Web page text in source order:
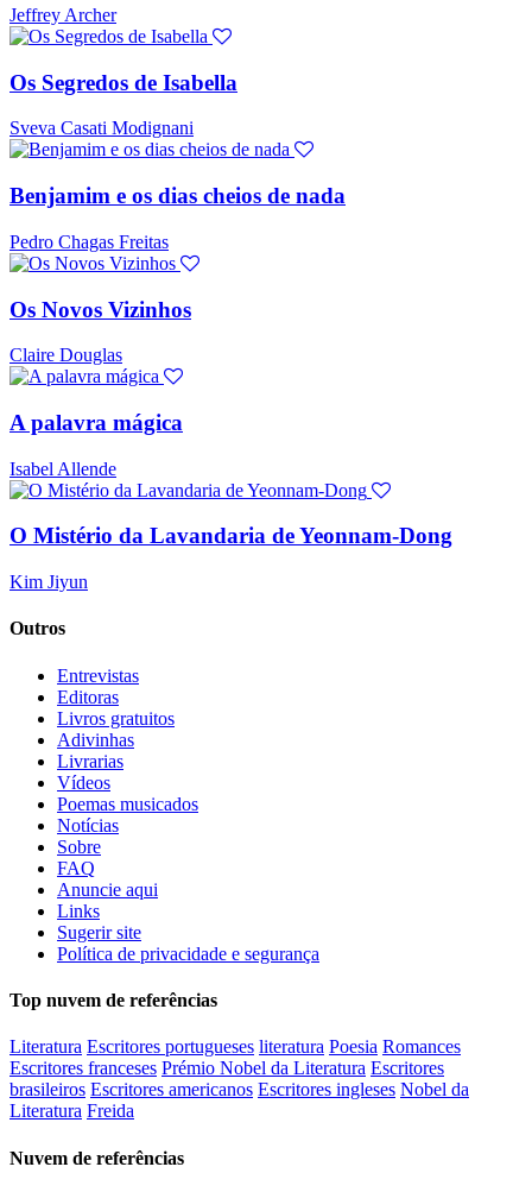
Jeffrey Archer
Os Segredos de Isabella
Sveva Casati Modignani
Benjamim e os dias cheios de nada
Pedro Chagas Freitas
Os Novos Vizinhos
Claire Douglas
A palavra mágica
Isabel Allende
O Mistério da Lavandaria de Yeonnam-Dong
Kim Jiyun
Outros
Entrevistas
Editoras
Livros gratuitos
Adivinhas
Livrarias
Vídeos
Poemas musicados
Notícias
Sobre
FAQ
Anuncie aqui
Links
Sugerir site
Política de privacidade e segurança
Top nuvem de referências
Literatura Escritores portugueses literatura Poesia Romances
Escritores franceses Prémio Nobel da Literatura Escritores
brasileiros Escritores americanos Escritores ingleses Nobel da
Literatura Freida
Nuvem de referências